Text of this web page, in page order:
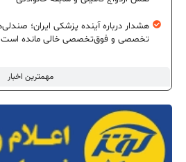
مهمترین اخبار
تخصصی و فوق‌تخصصی خالی مانده است